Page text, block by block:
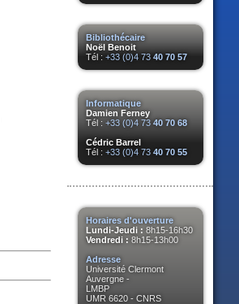
Bibliothécaire
Noël Benoit
Tél : +33 (0)4 73 40 70 57
Informatique
Damien Ferney
Tél : +33 (0)4 73 40 70 68
Cédric Barrel
Tél : +33 (0)4 73 40 70 55
Horaires d'ouverture
Lundi-Jeudi : 8h15-16h30
Vendredi : 8h15-13h00
Adresse
Université Clermont
Auvergne -
LMBP
UMR 6620 - CNRS